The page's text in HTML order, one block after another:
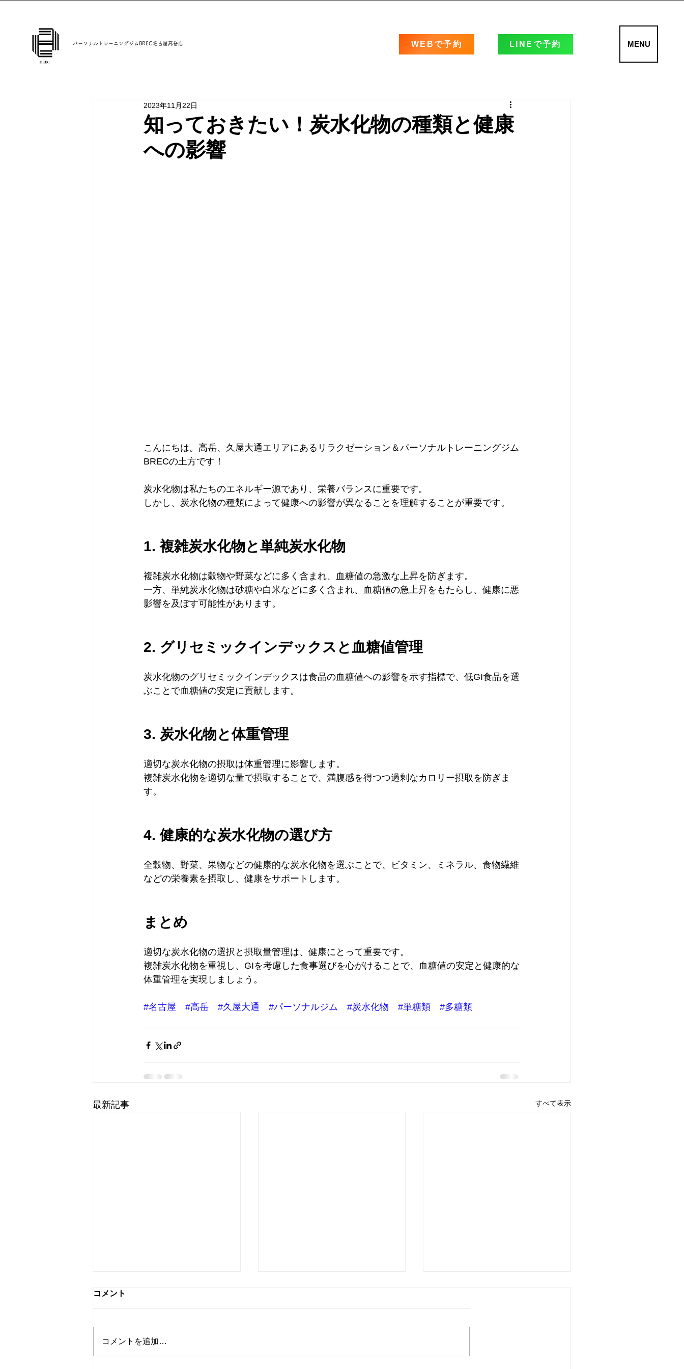
パーソナルトレーニングジムBREC名古屋高岳店 WEBで予約 LINEで予約 MENU
知っておきたい！炭水化物の種類と健康
への影響
2023年11月22日
こんにちは。高岳、久屋大通エリアにあるリラクゼーション＆パーソナルトレーニングジム
BRECの土方です！
炭水化物は私たちのエネルギー源であり、栄養バランスに重要です。
しかし、炭水化物の種類によって健康への影響が異なることを理解することが重要です。
1. 複雑炭水化物と単純炭水化物
複雑炭水化物は穀物や野菜などに多く含まれ、血糖値の急激な上昇を防ぎます。
一方、単純炭水化物は砂糖や白米などに多く含まれ、血糖値の急上昇をもたらし、健康に悪
影響を及ぼす可能性があります。
2. グリセミックインデックスと血糖値管理
炭水化物のグリセミックインデックスは食品の血糖値への影響を示す指標で、低GI食品を選
ぶことで血糖値の安定に貢献します。
3. 炭水化物と体重管理
適切な炭水化物の摂取は体重管理に影響します。
複雑炭水化物を適切な量で摂取することで、満腹感を得つつ過剰なカロリー摂取を防ぎま
す。
4. 健康的な炭水化物の選び方
全穀物、野菜、果物などの健康的な炭水化物を選ぶことで、ビタミン、ミネラル、食物繊維
などの栄養素を摂取し、健康をサポートします。
まとめ
適切な炭水化物の選択と摂取量管理は、健康にとって重要です。
複雑炭水化物を重視し、GIを考慮した食事選びを心がけることで、血糖値の安定と健康的な
体重管理を実現しましょう。
#名古屋 #高岳 #久屋大通 #パーソナルジム #炭水化物 #単糖類 #多糖類
最新記事 すべて表示
コメント
コメントを追加…